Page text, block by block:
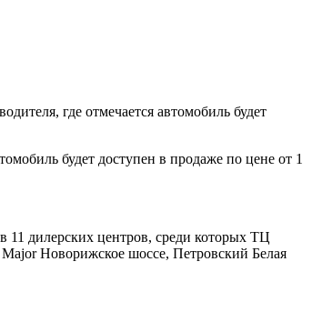
где отмечается автомобиль будет
будет доступен в продаже по цене от 1
11 дилерских центров, среди которых ТЦ
Новорижское шоссе, Петровский Белая